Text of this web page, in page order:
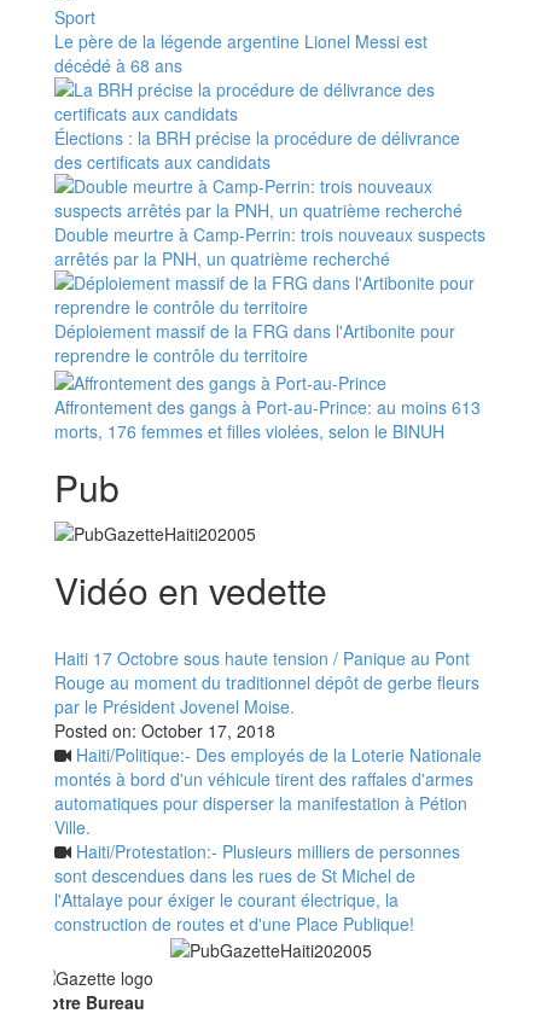
Le père de la légende argentine Lionel Messi est
décédé à 68 ans
Élections : la BRH précise la procédure de délivrance
des certificats aux candidats
Double meurtre à Camp-Perrin: trois nouveaux suspects
arrêtés par la PNH, un quatrième recherché
Déploiement massif de la FRG dans l'Artibonite pour
reprendre le contrôle du territoire
Affrontement des gangs à Port-au-Prince: au moins 613
morts, 176 femmes et filles violées, selon le BINUH
Pub
Vidéo en vedette
Haiti 17 Octobre sous haute tension / Panique au Pont
Rouge au moment du traditionnel dépôt de gerbe fleurs
par le Président Jovenel Moise.
Posted on:October 17, 2018
Haiti/Politique:- Des employés de la Loterie Nationale
montés à bord d'un véhicule tirent des raffales d'armes
automatiques pour disperser la manifestation à Pétion
Haiti/Protestation:- Plusieurs milliers de personnes
sont descendues dans les rues de St Michel de
l'Attalaye pour éxiger le courant électrique, la
construction de routes et d'une Place Publique!
Bureau